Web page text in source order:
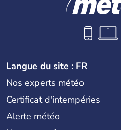
Langue du site : FR
Nos experts météo
Certificat d'intempéries
Alerte météo